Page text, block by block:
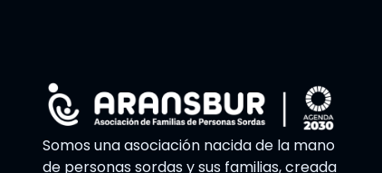
Somos una asociación nacida de la mano
de personas sordas y sus familias, creada